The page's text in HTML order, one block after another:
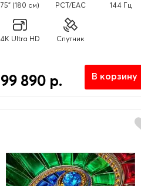
75" (180 см) PCT/EAC 144 Гц
4K Ultra HD Спутник
890 р. В корзину